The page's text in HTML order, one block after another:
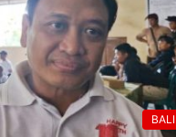
BALI